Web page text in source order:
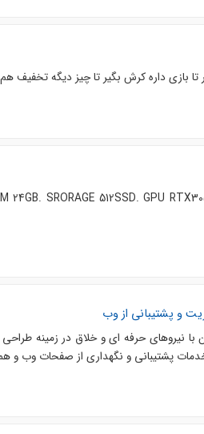
SRORAGE 512SSD. GPU
و پشتیبانی از وب
با نیروهای حرفه ای و خلاق در زمینه
خدمات پشتیبانی و نگهداری از صفحات وب و